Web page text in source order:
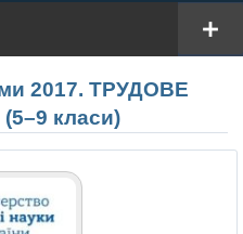
2017. ТРУДОВЕ
класи)